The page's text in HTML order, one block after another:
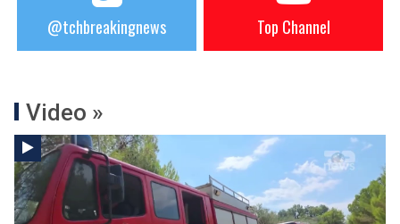
@tchbreakingnews Top Channel
Video »